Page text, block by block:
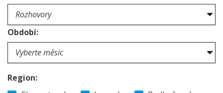
Období:
Region: